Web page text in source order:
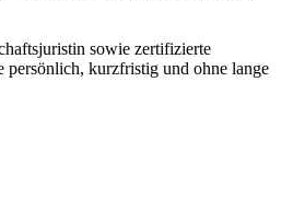
sowie zertifizierte
persönlich, kurzfristig und ohne lange